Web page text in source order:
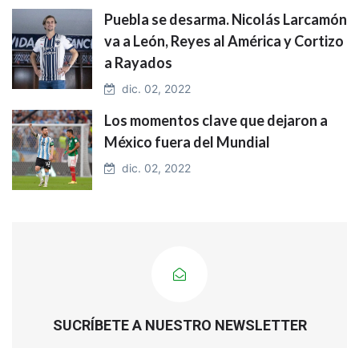
Puebla se desarma. Nicolás Larcamón
va a León, Reyes al América y Cortizo
a Rayados
dic. 02, 2022
Los momentos clave que dejaron a
México fuera del Mundial
dic. 02, 2022
SUCRÍBETE A NUESTRO NEWSLETTER